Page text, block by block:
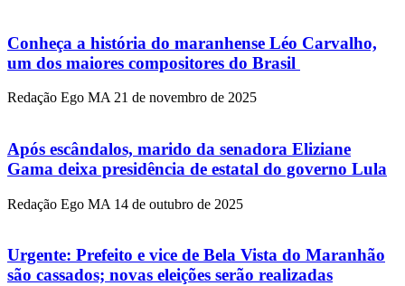
Conheça a história do maranhense Léo Carvalho,
um dos maiores compositores do Brasil
Redação Ego MA 21 de novembro de 2025
Após escândalos, marido da senadora Eliziane
Gama deixa presidência de estatal do governo Lula
Redação Ego MA 14 de outubro de 2025
Urgente: Prefeito e vice de Bela Vista do Maranhão
são cassados; novas eleições serão realizadas